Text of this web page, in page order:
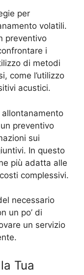
per
volatili.
preventivo
i
di metodi
come l’utilizzo
acustici.
preventivo
sui
In questo
più adatta alle
complessivi.
necessario
un po’ di
un servizio
Tua